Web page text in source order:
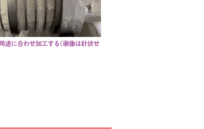
途に合わせ加工する(画像は針状せ